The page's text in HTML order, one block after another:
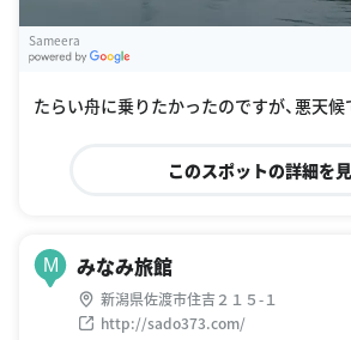
Sameera
たらい舟に乗りたかったのですが、悪天候
このスポットの詳細を
M みなみ旅館
新潟県佐渡市住吉２１５-１
http://sado373.com/